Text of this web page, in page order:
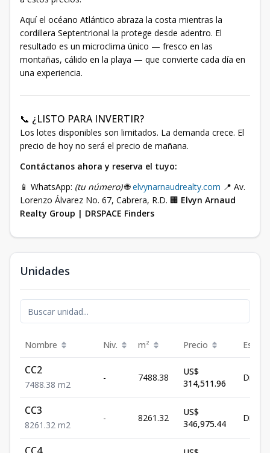
Aquí el océano Atlántico abraza la costa mientras la
cordillera Septentrional la protege desde adentro. El
resultado es un microclima único — fresco en las
montañas, cálido en la playa — que convierte cada día en
una experiencia.
📞 ¿LISTO PARA INVERTIR?
Los lotes disponibles son limitados. La demanda crece. El
precio de hoy no será el precio de mañana.
Contáctanos ahora y reserva el tuyo:
📱 WhatsApp: (tu número)🌐elvynarnaudrealty.com 📍 Av.
Lorenzo Álvarez No. 67, Cabrera, R.D. 🏢 Elvyn Arnaud
Realty Group | DRSPACE Finders
Unidades
Nombre Niv. m² Precio
CC2
7488.38 m2
- 7488.38
US$
314,511.96
CC3
8261.32 m2
- 8261.32
US$
346,975.44